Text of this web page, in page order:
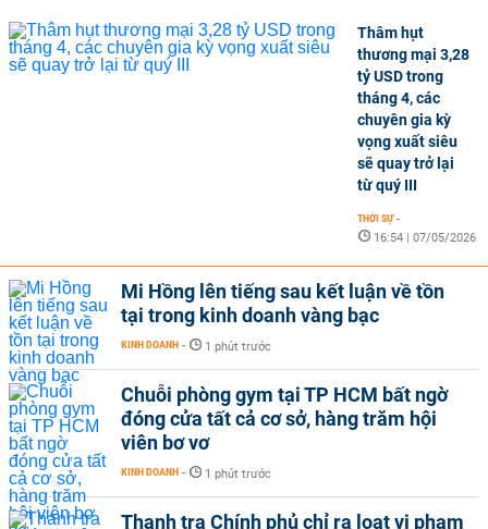
Thâm hụt
thương mại 3,28
tỷ USD trong
tháng 4, các
chuyên gia kỳ
vọng xuất siêu
sẽ quay trở lại
từ quý III
THỜI SỰ -
16:54 | 07/05/2026
Mi Hồng lên tiếng sau kết luận về tồn
tại trong kinh doanh vàng bạc
KINH DOANH - 1 phút trước
Chuỗi phòng gym tại TP HCM bất ngờ
đóng cửa tất cả cơ sở, hàng trăm hội
viên bơ vơ
KINH DOANH - 1 phút trước
Thanh tra Chính phủ chỉ ra loạt vi phạm